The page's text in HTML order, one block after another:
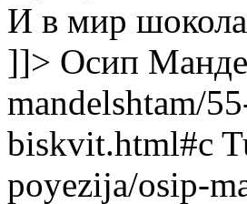
И в мир
]]> Осип
mandelshtam/
biskvit.html#c
poyezija/osip-